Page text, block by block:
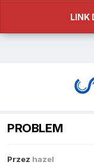
LINK
PROBLEM
Przez hazel